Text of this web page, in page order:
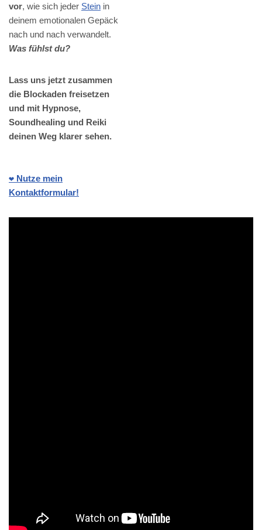
vor, wie sich jeder Stein in
deinem emotionalen Gepäck
nach und nach verwandelt.
Was fühlst du?
Lass uns jetzt zusammen
die Blockaden freisetzen
und mit Hypnose,
Soundhealing und Reiki
deinen Weg klarer sehen.
❤️ Nutze mein
Kontaktformular!